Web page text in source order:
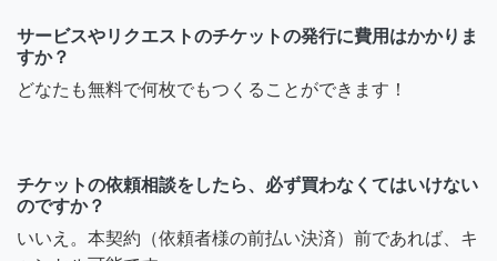
サービスやリクエストのチケットの発行に費用はかかりま
すか？
どなたも無料で何枚でもつくることができます！
チケットの依頼相談をしたら、必ず買わなくてはいけない
のですか？
いいえ。本契約（依頼者様の前払い決済）前であれば、キ